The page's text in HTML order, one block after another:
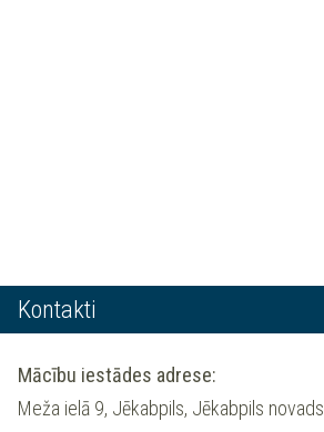
Kontakti
Mācību iestādes adrese:
Meža ielā 9, Jēkabpils, Jēkabpils novads